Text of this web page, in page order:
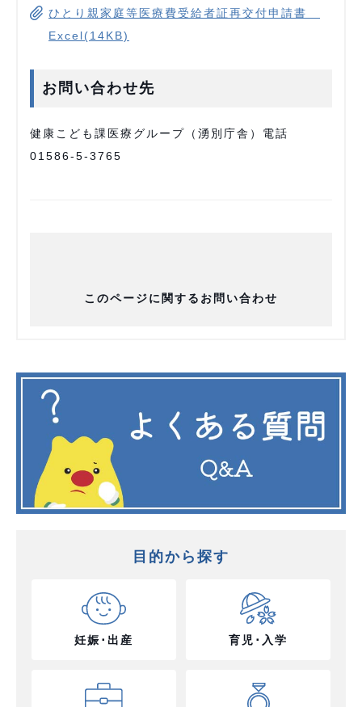
ひとり親家庭等医療費受給者証再交付申請書
Excel(14KB)
お問い合わせ先
健康こども課医療グループ（湧別庁舎）電話
01586-5-3765
このページに関するお問い合わせ
目的から探す
妊娠･出産 育児･入学